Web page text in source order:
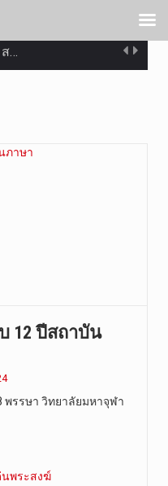
…
…
12 ปีสถาบัน
พรรษา วิทยาลัยมหาจุฬา
นพระสงฆ์